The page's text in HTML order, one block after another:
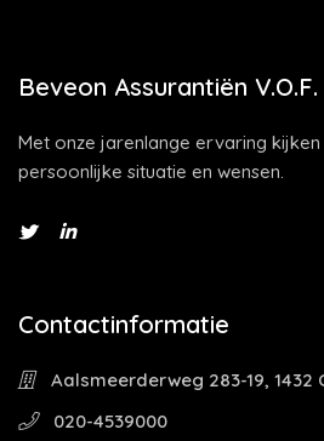
Beveon Assurantiën V.O.F.
Met onze jarenlange ervaring
persoonlijke situatie en wensen.
Contactinformatie
Aalsmeerderweg 283-19, 1432
020-4539000